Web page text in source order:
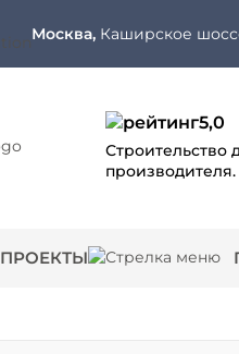
Москва, Каширское
5,0
Строительство
производителя.
ПРОЕКТЫ